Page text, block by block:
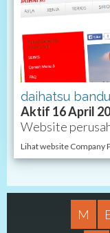
daihatsu
Aktif 16 April
Website
Lihat website Company
M